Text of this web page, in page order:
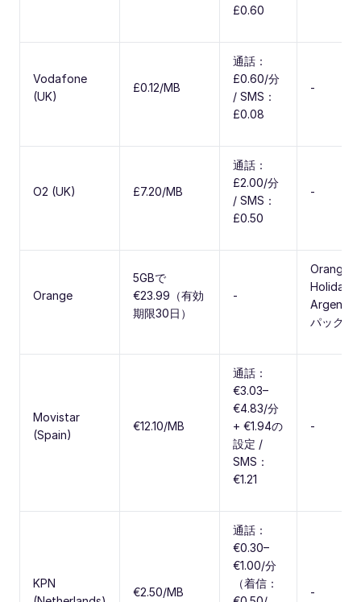
£0.60
Vodafone
(UK)
£0.12/MB
通話：
£0.60/分
/ SMS：
£0.08
-
O2 (UK) £7.20/MB
通話：
£2.00/分
/ SMS：
£0.50
-
Orange
5GBで
€23.99（有効
期限30日）
-
Orange
Holiday
パック
Movistar
(Spain)
€12.10/MB
通話：
€3.03–
€4.83/分
+ €1.94の
設定 /
SMS：
€1.21
-
KPN
€2.50/MB
通話：
€0.30–
€1.00/分
（着信：
-